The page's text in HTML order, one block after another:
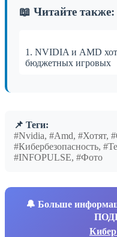
📖 Читайте также:
1. NVIDIA и AMD
бюджетных игровых
📌 Теги:
#Nvidia, #Amd, #Хотят,
#Кибербезопасность,
#INFOPULSE, #Фото
🔔 Больше